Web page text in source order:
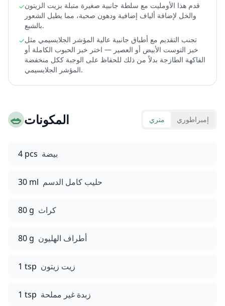
✓قدم هذا الأومليت مع سلطة جانبية صغيرة متبلة بزيت الزيتون
والخل لإضافة ألياف إضافية ودهون صحية، مما يطيل الشعور
بالشبع.
✓تجنب التقديم مع أطباق جانبية عالية المؤشر الجلايسيمي مثل
خبز التوست الأبيض أو العصير — اختر خبز الحبوب الكاملة أو
الفاكهة الطازجة بدلاً من ذلك للحفاظ على الوجبة ككل منخفضة
المؤشر الجلايسيمي.
🥗المكونات متري إمبراطوري
4 pcs بيضة
30 ml حليب كامل الدسم
80 g كراث
80 g أطراف الهليون
1 tsp زيت زيتون
1 tsp زبدة غير مملحة